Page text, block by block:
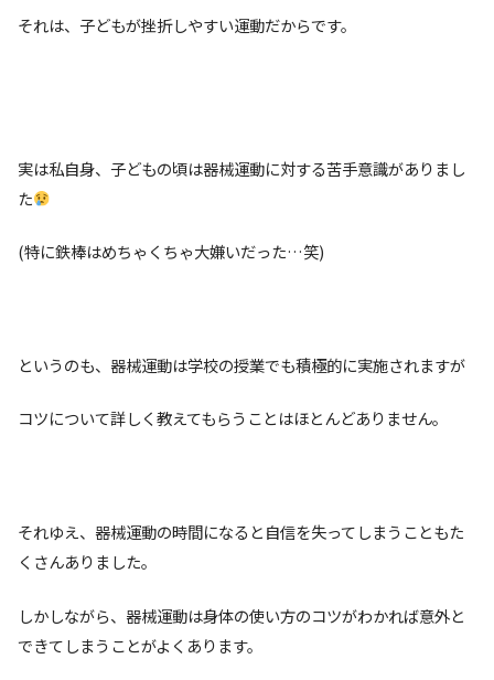
それは、子どもが挫折しやすい運動だからです。
実は私自身、子どもの頃は器械運動に対する苦手意識がありまし
た
(特に鉄棒はめちゃくちゃ大嫌いだった…笑)
というのも、器械運動は学校の授業でも積極的に実施されますが
コツについて詳しく教えてもらうことはほとんどありません。
それゆえ、器械運動の時間になると自信を失ってしまうこともた
くさんありました。
しかしながら、器械運動は身体の使い方のコツがわかれば意外と
できてしまうことがよくあります。